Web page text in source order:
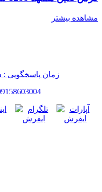
مشاهده بیشتر
زمان پاسخگویی : شنبه